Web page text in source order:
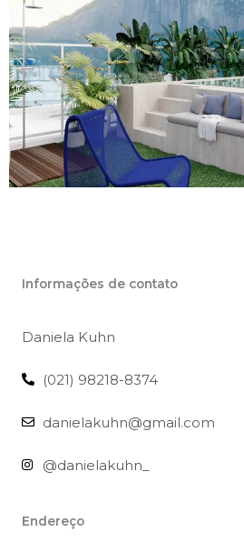
Informações de contato
Daniela Kuhn
(021) 98218-8374
danielakuhn@gmail.com
@danielakuhn_
Endereço